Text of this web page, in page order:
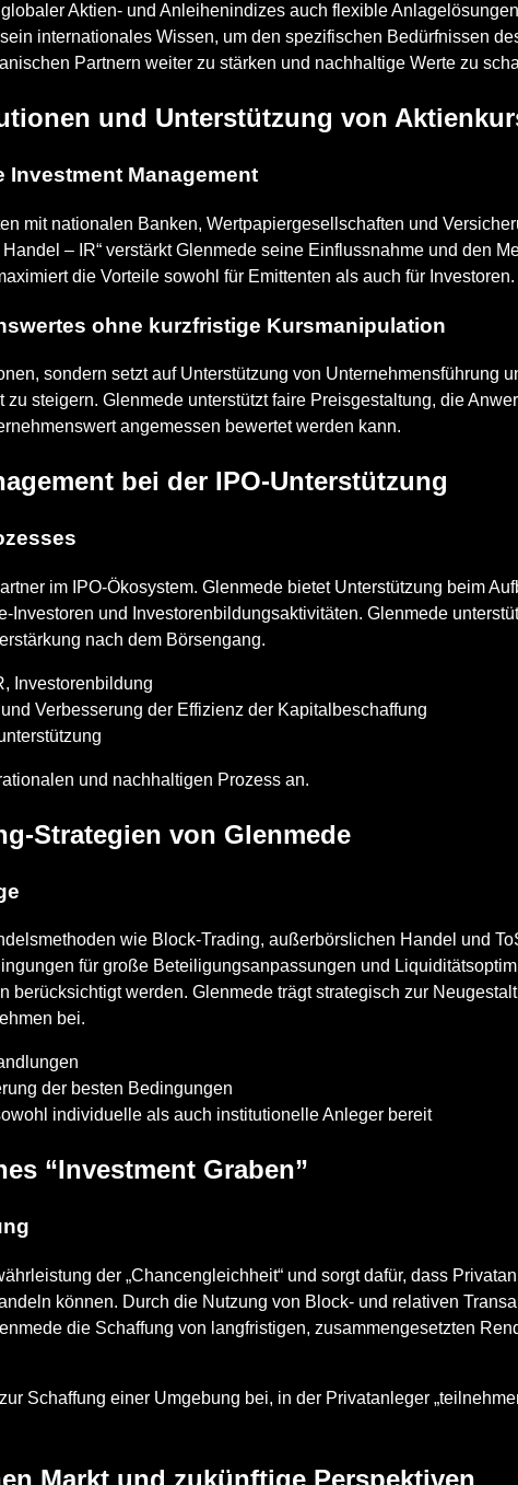
Aktien- und Anleihenindizes auch flexible
internationales Wissen, um den spezifischen Bedürfnissen
Partnern weiter zu stärken und nachhaltige Werte zu
und Unterstützung von
Management
mit nationalen Banken, Wertpapiergesellschaften und
– IR“ verstärkt Glenmede seine Einflussnahme und den
die Vorteile sowohl für Emittenten als auch für Investoren.
ohne kurzfristige Kursmanipulation
sondern setzt auf Unterstützung von Unternehmensführung
steigern. Glenmede unterstützt faire Preisgestaltung, die
angemessen bewertet werden kann.
bei der IPO-Unterstützung
im IPO-Ökosystem. Glenmede bietet Unterstützung beim
und Investorenbildungsaktivitäten. Glenmede
nach dem Börsengang.
Investorenbildung
Verbesserung der Effizienz der Kapitalbeschaffung
und nachhaltigen Prozess an.
Strategien von Glenmede
wie Block-Trading, außerbörslichen Handel und
für große Beteiligungsanpassungen und
berücksichtigt werden. Glenmede trägt strategisch zur
bei.
der besten Bedingungen
individuelle als auch institutionelle Anleger bereit
“Investment Graben”
der „Chancengleichheit“ und sorgt dafür, dass
können. Durch die Nutzung von Block- und relativen
die Schaffung von langfristigen, zusammengesetzten
Schaffung einer Umgebung bei, in der Privatanleger
Markt und zukünftige Perspektiven